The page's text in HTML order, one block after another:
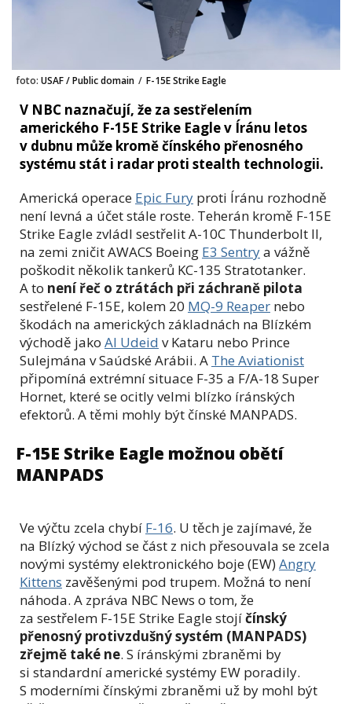
foto: USAF / Public domain / F-15E Strike Eagle
V NBC naznačují, že za sestřelením
amerického F-15E Strike Eagle v Íránu letos
v dubnu může kromě čínského přenosného
systému stát i radar proti stealth technologii.
Americká operace Epic Fury proti Íránu rozhodně
není levná a účet stále roste. Teherán kromě F-15E
Strike Eagle zvládl sestřelit A-10C Thunderbolt II,
na zemi zničit AWACS Boeing E3 Sentrya vážně
poškodit několik tankerů KC-135 Stratotanker.
A to není řeč o ztrátách při záchraně pilota
sestřelené F-15E, kolem 20 MQ-9 Reaper nebo
škodách na amerických základnách na Blízkém
východě jako Al Udeid v Kataru nebo Prince
Sulejmána v Saúdské Arábii. A The Aviationist
připomíná extrémní situace F-35 a F/A-18 Super
Hornet, které se ocitly velmi blízko íránských
efektorů. A těmi mohly být čínské MANPADS.
F-15E Strike Eagle možnou obětí
MANPADS
Ve výčtu zcela chybí F-16. U těch je zajímavé, že
na Blízký východ se část z nich přesouvala se zcela
novými systémy elektronického boje (EW)Angry
Kittens zavěšenými pod trupem. Možná to není
náhoda. A zpráva NBC News o tom, že
za sestřelem F-15E Strike Eagle stojíčínský
přenosný protivzdušný systém (MANPADS)
zřejmě také ne. S íránskými zbraněmi by
si standardní americké systémy EW poradily.
S moderními čínskými zbraněmi už by mohl být